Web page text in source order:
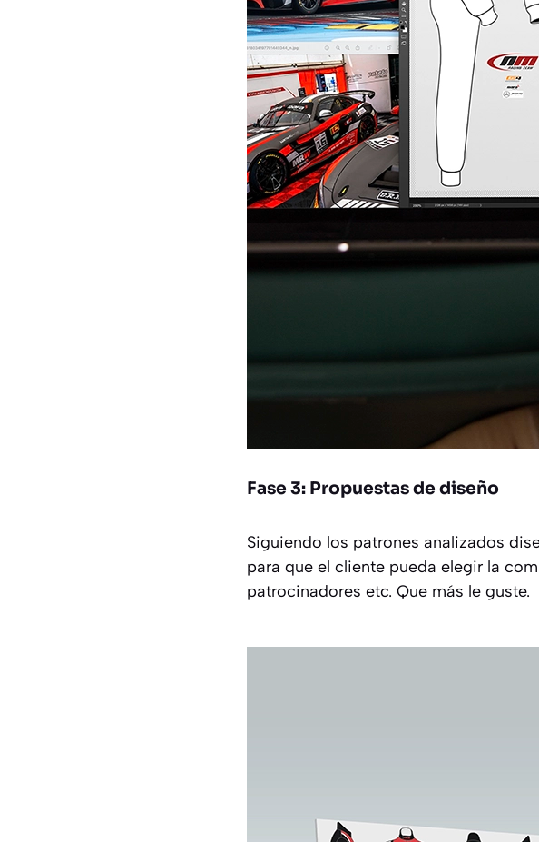
Fase 3: Propuestas de diseño
Siguiendo los patrones analizados
para que el cliente pueda elegir la
patrocinadores etc. Que más le guste.